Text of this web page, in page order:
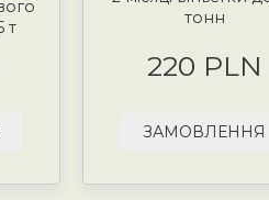
т
тонн
220 PLN
ЗАМОВЛЕННЯ